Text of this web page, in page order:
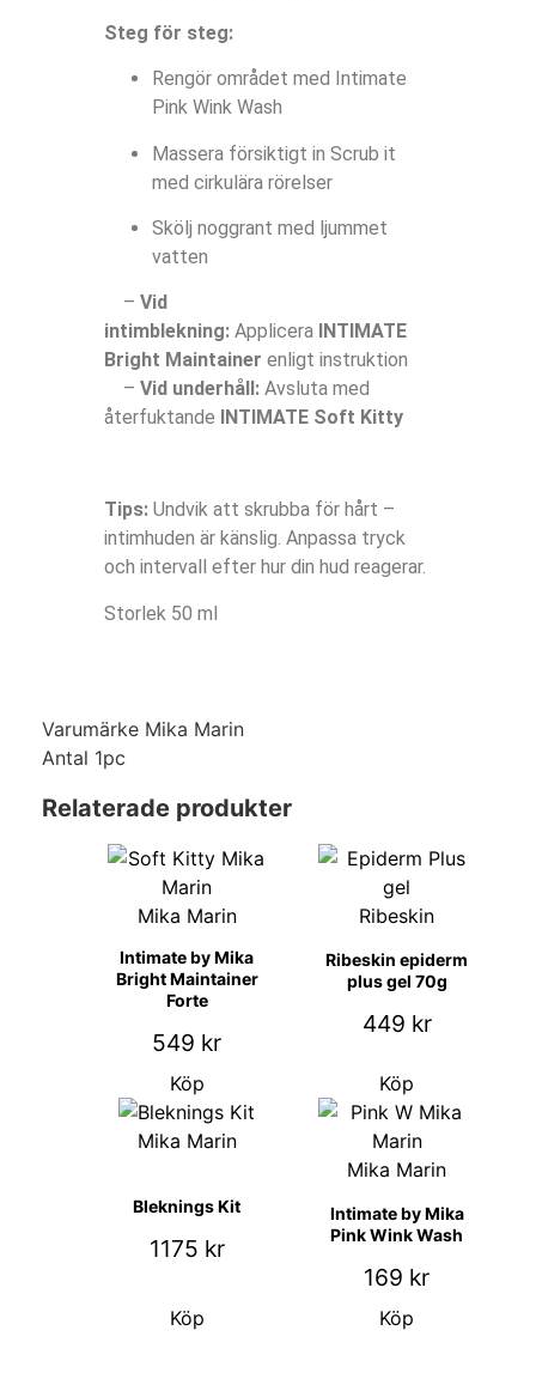
Steg för steg:
Rengör området med Intimate
Pink Wink Wash
Massera försiktigt in Scrub it
med cirkulära rörelser
Skölj noggrant med ljummet
vatten
– Vid
intimblekning: Applicera INTIMATE
Bright Maintainer enligt instruktion
– Vid underhåll: Avsluta med
återfuktande
INTIMATE Soft Kitty
Tips: Undvik att skrubba för hårt –
intimhuden är känslig. Anpassa tryck
och intervall efter hur din hud reagerar.
Storlek 50 ml
Varumärke Mika Marin
Antal 1pc
Relaterade produkter
Mika Marin
Intimate by Mika
Bright Maintainer
Forte
549 kr
Köp
Ribeskin
Ribeskin epiderm
plus gel 70g
449 kr
Köp
Mika Marin
Bleknings Kit
1175 kr
Köp
Mika Marin
Intimate by Mika
Pink Wink Wash
169 kr
Köp